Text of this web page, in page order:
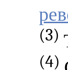
(3)
(4)